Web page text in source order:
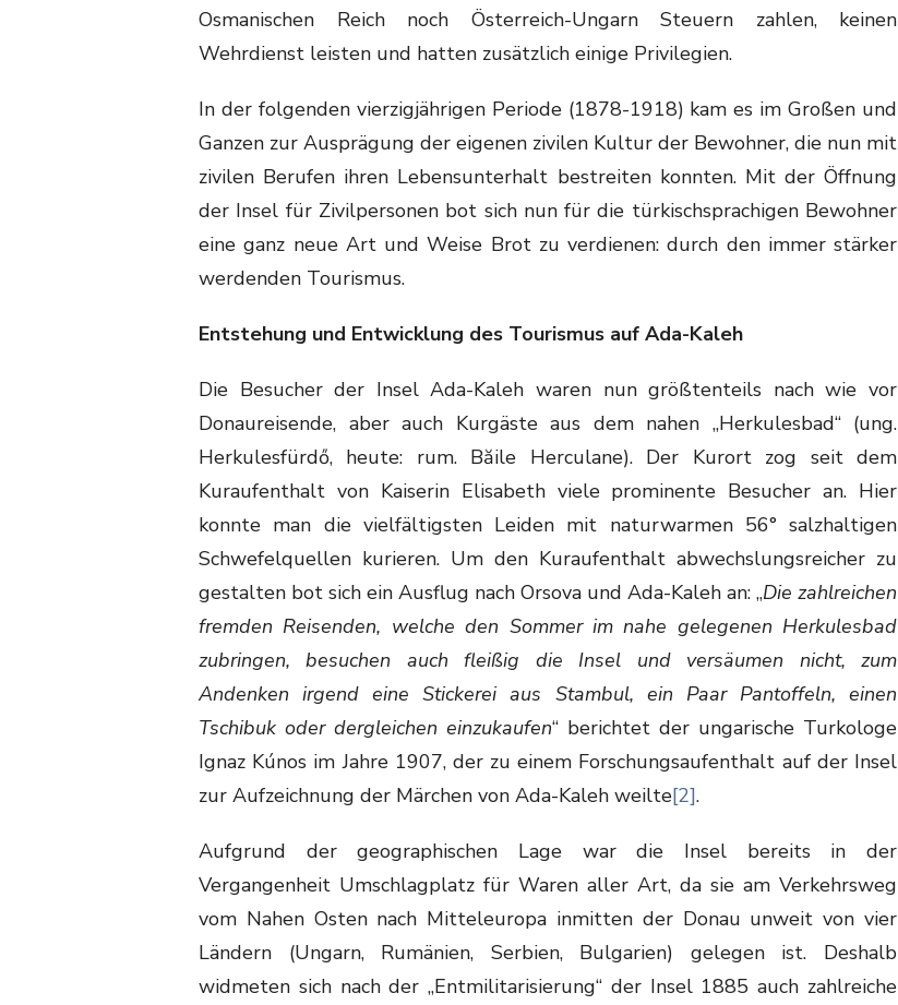
Osmanischen Reich noch Österreich-Ungarn Steuern zahlen, keinen
Wehrdienst leisten und hatten zusätzlich einige Privilegien.
In der folgenden vierzigjährigen Periode (1878-1918) kam es im Großen und
Ganzen zur Ausprägung der eigenen zivilen Kultur der Bewohner, die nun mit
zivilen Berufen ihren Lebensunterhalt bestreiten konnten. Mit der Öffnung
der Insel für Zivilpersonen bot sich nun für die türkischsprachigen Bewohner
eine ganz neue Art und Weise Brot zu verdienen: durch den immer stärker
werdenden Tourismus.
Entstehung und Entwicklung des Tourismus auf Ada-Kaleh
Die Besucher der Insel Ada-Kaleh waren nun größtenteils nach wie vor
Donaureisende, aber auch Kurgäste aus dem nahen „Herkulesbad“ (ung.
Herkulesfürdő, heute: rum. Băile Herculane). Der Kurort zog seit dem
Kuraufenthalt von Kaiserin Elisabeth viele prominente Besucher an. Hier
konnte man die vielfältigsten Leiden mit naturwarmen 56° salzhaltigen
Schwefelquellen kurieren. Um den Kuraufenthalt abwechslungsreicher zu
gestalten bot sich ein Ausflug nach Orsova und Ada-Kaleh an: „Die zahlreichen
fremden Reisenden, welche den Sommer im nahe gelegenen Herkulesbad
zubringen, besuchen auch fleißig die Insel und versäumen nicht, zum
Andenken irgend eine Stickerei aus Stambul, ein Paar Pantoffeln, einen
Tschibuk oder dergleichen einzukaufen“ berichtet der ungarische Turkologe
Ignaz Kúnos im Jahre 1907, der zu einem Forschungsaufenthalt auf der Insel
zur Aufzeichnung der Märchen von Ada-Kaleh weilte[2].
Aufgrund der geographischen Lage war die Insel bereits in der
Vergangenheit Umschlagplatz für Waren aller Art, da sie am Verkehrsweg
vom Nahen Osten nach Mitteleuropa inmitten der Donau unweit von vier
Ländern (Ungarn, Rumänien, Serbien, Bulgarien) gelegen ist. Deshalb
widmeten sich nach der „Entmilitarisierung“ der Insel 1885 auch zahlreiche